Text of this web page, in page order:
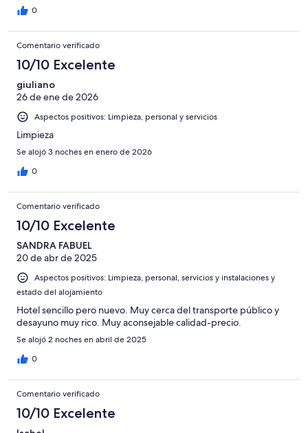
0
Comentario verificado
10/10 Excelente
giuliano
26 de ene de 2026
Aspectos positivos: Limpieza, personal y servicios
Limpieza
Se alojó 3 noches en enero de 2026
0
Comentario verificado
10/10 Excelente
SANDRA FABUEL
20 de abr de 2025
Aspectos positivos: Limpieza, personal, servicios y instalaciones y
estado del alojamiento
Hotel sencillo pero nuevo. Muy cerca del transporte público y
desayuno muy rico. Muy aconsejable calidad-precio.
Se alojó 2 noches en abril de 2025
0
Comentario verificado
10/10 Excelente